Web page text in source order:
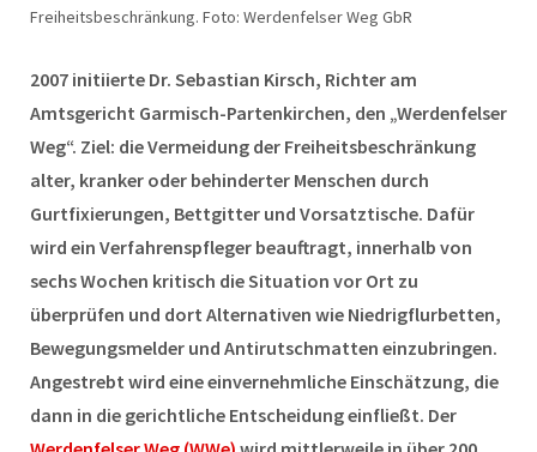
Freiheitsbeschränkung. Foto: Werdenfelser Weg GbR
2007 initiierte Dr. Sebastian Kirsch, Richter am
Amtsgericht Garmisch-Partenkirchen, den „Werdenfelser
Weg“. Ziel: die Vermeidung der Freiheitsbeschränkung
alter, kranker oder behinderter Menschen durch
Gurtfixierungen, Bettgitter und Vorsatztische. Dafür
wird ein Verfahrenspfleger beauftragt, innerhalb von
sechs Wochen kritisch die Situation vor Ort zu
überprüfen und dort Alternativen wie Niedrigflurbetten,
Bewegungsmelder und Antirutschmatten einzubringen.
Angestrebt wird eine einvernehmliche Einschätzung, die
dann in die gerichtliche Entscheidung einfließt. Der